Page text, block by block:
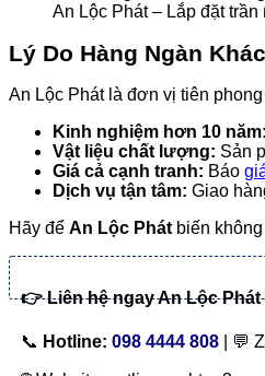
An Lộc Phát – Lắp đặt trần
Lý Do Hàng Ngàn
An Lộc Phát là đơn vị tiên
Kinh nghiệm hơn 10 năm:
Vật liệu chất lượng: Sản
Giá cả cạnh tranh: Báo
Dịch vụ tận tâm: Giao
Hãy để An Lộc Phátbiến không
👉Liên hệ ngay An Lộc Phát
📞 Hotline: 098 4444 808 | 💬